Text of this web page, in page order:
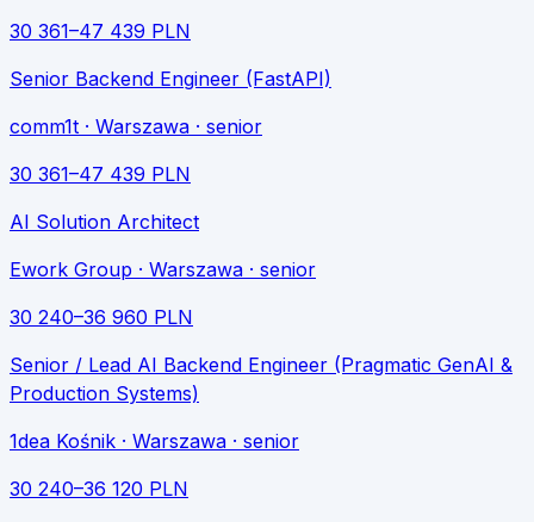
30 361–47 439 PLN
Senior Backend Engineer (FastAPI)
comm1t · Warszawa · senior
30 361–47 439 PLN
AI Solution Architect
Ework Group · Warszawa · senior
30 240–36 960 PLN
Senior / Lead AI Backend Engineer (Pragmatic GenAI &
Production Systems)
1dea Kośnik · Warszawa · senior
30 240–36 120 PLN